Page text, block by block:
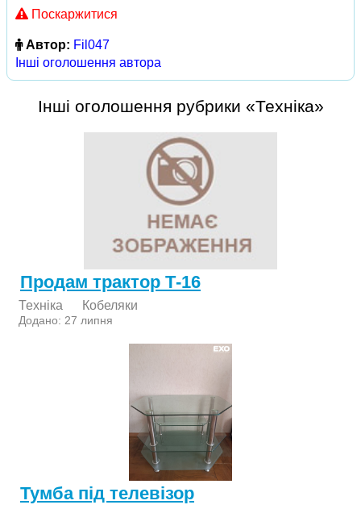
Поскаржитися
Автор: Fil047
Інші оголошення автора
Інші оголошення рубрики «Техніка»
Продам трактор Т-16
Техніка Кобеляки
Додано: 27 липня
Тумба під телевізор